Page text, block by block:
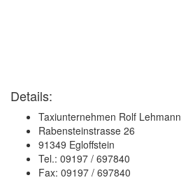
Details:
Taxiunternehmen Rolf Lehmann
Rabensteinstrasse 26
91349 Egloffstein
Tel.: 09197 / 697840
Fax: 09197 / 697840